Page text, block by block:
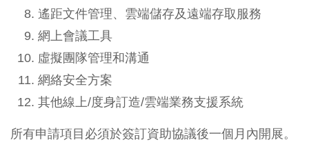
遙距文件管理、雲端儲存及遠端存取服務
網上會議工具
虛擬團隊管理和溝通
網絡安全方案
其他線上/度身訂造/雲端業務支援系統
所有申請項目必須於簽訂資助協議後一個月內開展。